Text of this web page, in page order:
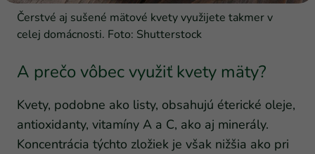
Čerstvé aj sušené mätové kvety využijete takmer v
celej domácnosti. Foto: Shutterstock
A prečo vôbec využiť kvety mäty?
Kvety, podobne ako listy, obsahujú éterické oleje,
antioxidanty, vitamíny A a C, ako aj minerály.
Koncentrácia týchto zložiek je však nižšia ako pri